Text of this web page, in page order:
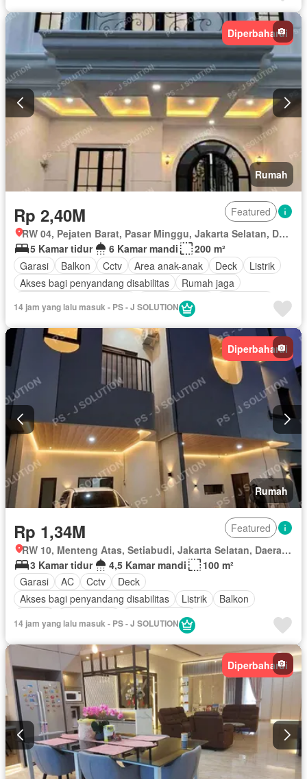
Diperbaharui
Rumah
Rp 2,40M
Featured
RW 04, Pejaten Barat, Pasar Minggu, Jakarta Selatan, Daerah Khusus Ibukota Jakarta
5 Kamar tidur
6 Kamar mandi
200 m²
Garasi
Balkon Cctv Area anak-anak Deck
Listrik
Akses bagi penyandang disabilitas
Rumah jaga
Secure parking
Keamanan 24 jam
Tangki air Air
Ruang layanan
Taman atap
Outdoor entertaining area
Fully fenced
Pemanasan Taman Internet
Hot water
Tanpa perabotan
14 jam yang lalu masuk - PS - J SOLUTION
Diperbaharui
Rumah
Rp 1,34M
Featured
RW 10, Menteng Atas, Setiabudi, Jakarta Selatan, Daerah Khusus Ibukota Jakarta
3 Kamar tidur
4,5 Kamar mandi
100 m²
Garasi
AC Cctv
Deck
Akses bagi penyandang disabilitas
Listrik
Balkon
Dapur lengkap
Pemandangan panorama
Secure parking
Outdoor entertaining area
Taman atap
Keamanan
Ruang layanan
Wifi Tangki air Air
Halaman
Keamanan 24 jam
Teras Area anak-anak
Rumah jaga
Panggang
Sebagian perabotan
14 jam yang lalu masuk - PS - J SOLUTION
Diperbaharui